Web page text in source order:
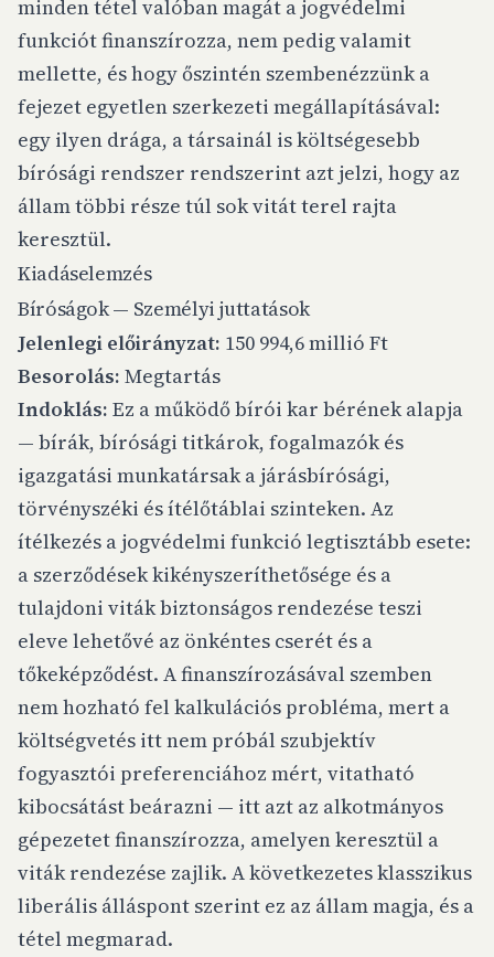
minden tétel valóban magát a jogvédelmi
funkciót finanszírozza, nem pedig valamit
mellette, és hogy őszintén szembenézzünk a
fejezet egyetlen szerkezeti megállapításával:
egy ilyen drága, a társainál is költségesebb
bírósági rendszer rendszerint azt jelzi, hogy az
állam többi része túl sok vitát terel rajta
keresztül.
Kiadáselemzés
Bíróságok — Személyi juttatások
Jelenlegi előirányzat: 150 994,6 millió Ft
Besorolás: Megtartás
Indoklás: Ez a működő bírói kar bérének alapja
— bírák, bírósági titkárok, fogalmazók és
igazgatási munkatársak a járásbírósági,
törvényszéki és ítélőtáblai szinteken. Az
ítélkezés a jogvédelmi funkció legtisztább esete:
a szerződések kikényszeríthetősége és a
tulajdoni viták biztonságos rendezése teszi
eleve lehetővé az önkéntes cserét és a
tőkeképződést. A finanszírozásával szemben
nem hozható fel kalkulációs probléma, mert a
költségvetés itt nem próbál szubjektív
fogyasztói preferenciához mért, vitatható
kibocsátást beárazni — itt azt az alkotmányos
gépezetet finanszírozza, amelyen keresztül a
viták rendezése zajlik. A következetes klasszikus
liberális álláspont szerint ez az állam magja, és a
tétel megmarad.